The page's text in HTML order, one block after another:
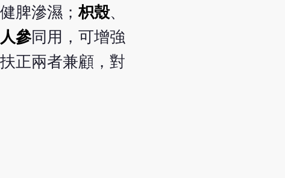
健脾滲濕；枳殼、
人參同用，可增強
正兩者兼顧，對